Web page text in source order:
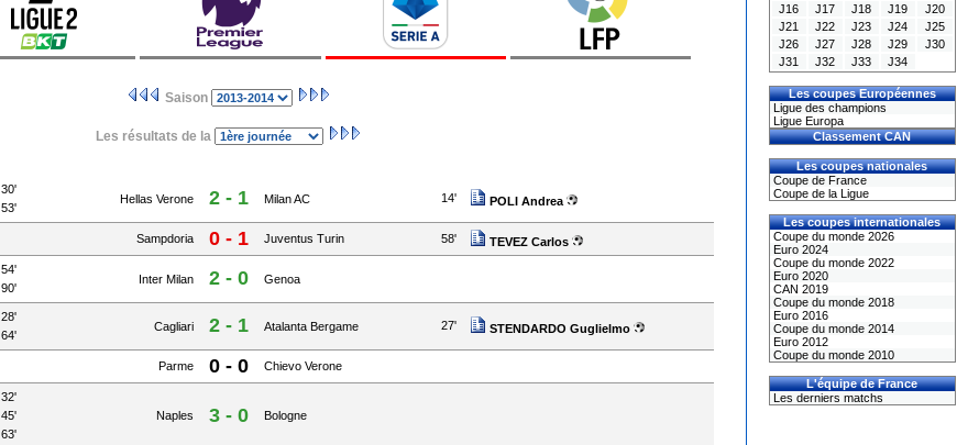
Saison
Les résultats de la
30'
53'
Hellas Verone 2 - 1 Milan AC 14' POLI Andrea
Sampdoria 0 - 1 Juventus Turin 58' TEVEZ Carlos
54'
90'
Inter Milan 2 - 0 Genoa
28'
64'
Cagliari 2 - 1 Atalanta Bergame 27' STENDARDO Guglielmo
Parme 0 - 0 Chievo Verone
32'
45'
63'
Naples 3 - 0 Bologne
J16
J17 J18 J19
J20
J21
J22 J23 J24
J25
J26
J27 J28 J29
J30
J31
J32 J33 J34
Les coupes Européennes
Ligue des champions
Ligue Europa
Classement CAN
Les coupes nationales
Coupe de France
Coupe de la Ligue
Les coupes internationales
Coupe du monde 2026
Euro 2024
Coupe du monde 2022
Euro 2020
CAN 2019
Coupe du monde 2018
Euro 2016
Coupe du monde 2014
Euro 2012
Coupe du monde 2010
L'équipe de France
Les derniers matchs